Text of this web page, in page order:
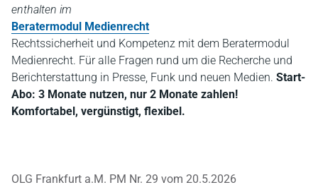
enthalten im
Beratermodul Medienrecht
Rechtssicherheit und Kompetenz mit dem Beratermodul
Medienrecht. Für alle Fragen rund um die Recherche und
Berichterstattung in Presse, Funk und neuen Medien. Start-
Abo: 3 Monate nutzen, nur 2 Monate zahlen!
Komfortabel, vergünstigt, flexibel.
OLG Frankfurt a.M. PM Nr. 29 vom 20.5.2026